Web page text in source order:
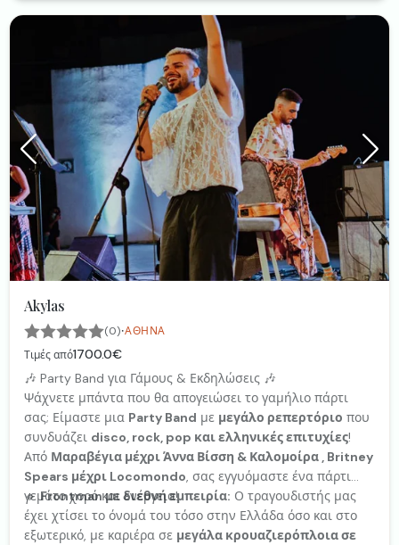
Akylas
(0)·ΑΘΉΝΑ
Τιμές από1700.0€
🎶 Party Band για Γάμους & Εκδηλώσεις 🎶
Ψάχνετε μπάντα που θα απογειώσει το γαμήλιο πάρτι
σας; Είμαστε μια Party Band με μεγάλο ρεπερτόριο που
συνδυάζει disco, rock, pop και ελληνικές επιτυχίες!
Από Μαραβέγια μέχρι Άννα Βίσση & Καλομοίρα , Britney
Spears μέχρι Locomondo, σας εγγυόμαστε ένα πάρτι
γεμάτο χορό και ενέργεια!
🔹Frontman με διεθνή εμπειρία: Ο τραγουδιστής μας
έχει χτίσει το όνομά του τόσο στην Ελλάδα όσο και στο
εξωτερικό, με καριέρα σε μεγάλα κρουαζιερόπλοια σε